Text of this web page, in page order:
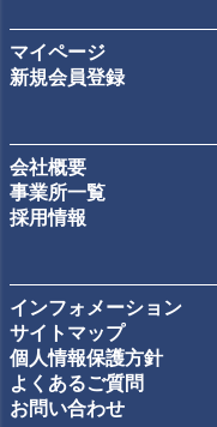
マイページ
新規会員登録
会社概要
事業所一覧
採用情報
インフォメーション
サイトマップ
個人情報保護方針
よくあるご質問
お問い合わせ